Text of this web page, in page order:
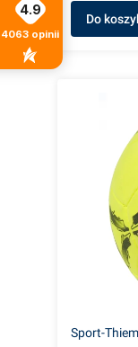
Do
Sport-
4.9
4063 opinii